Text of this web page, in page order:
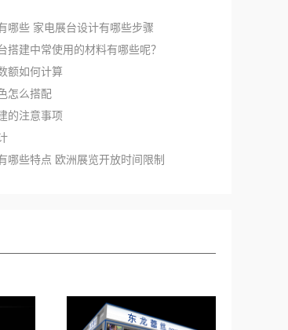
哪些 家电展台设计有哪些步骤
搭建中常使用的材料有哪些呢？
额如何计算
怎么搭配
的注意事项
哪些特点 欧洲展览开放时间限制